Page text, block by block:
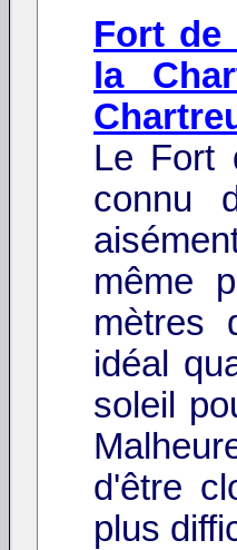
Fort de
la
Le Fort
connu
même
mètres
idéal
soleil
d'être
plus